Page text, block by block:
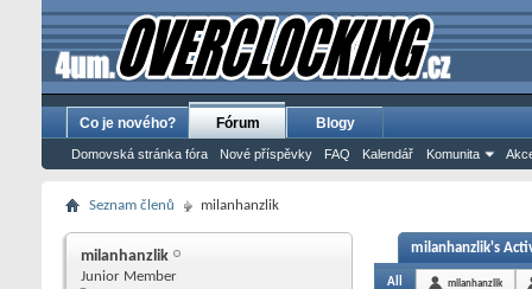
Co je nového? Fórum
Domovská stránka fóra Nové příspěvky FAQ Kalendář Komunita
Blogy
Seznam členů milanhanzlik
milanhanzlik
Junior Member
milanhanzlik's
All milanhanzlik